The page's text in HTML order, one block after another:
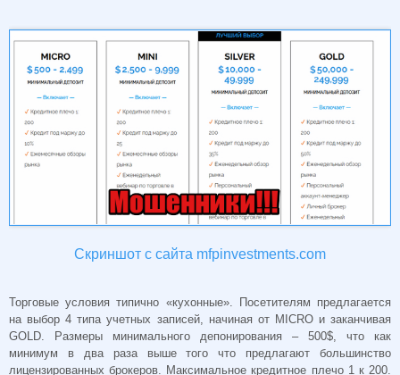
Скриншот с сайта mfpinvestments.com
Торговые условия типично «кухонные». Посетителям предлагается
на выбор 4 типа учетных записей, начиная от MICRO и заканчивая
GOLD. Размеры минимального депонирования – 500$, что как
минимум в два раза выше того что предлагают большинство
лицензированных брокеров. Максимальное кредитное плечо 1 к 200.